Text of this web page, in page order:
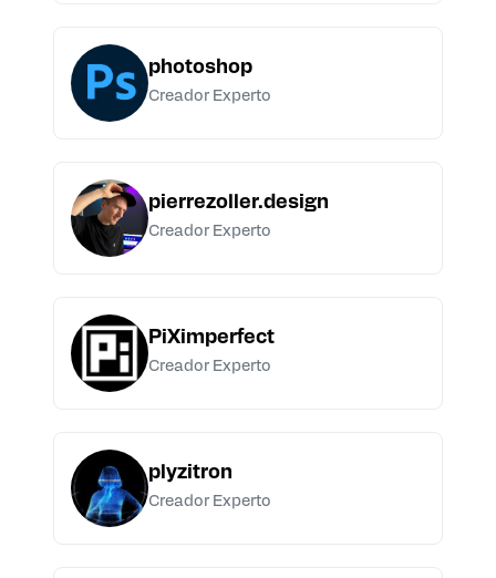
photoshop
Creador Experto
pierrezoller.design
Creador Experto
PiXimperfect
Creador Experto
plyzitron
Creador Experto